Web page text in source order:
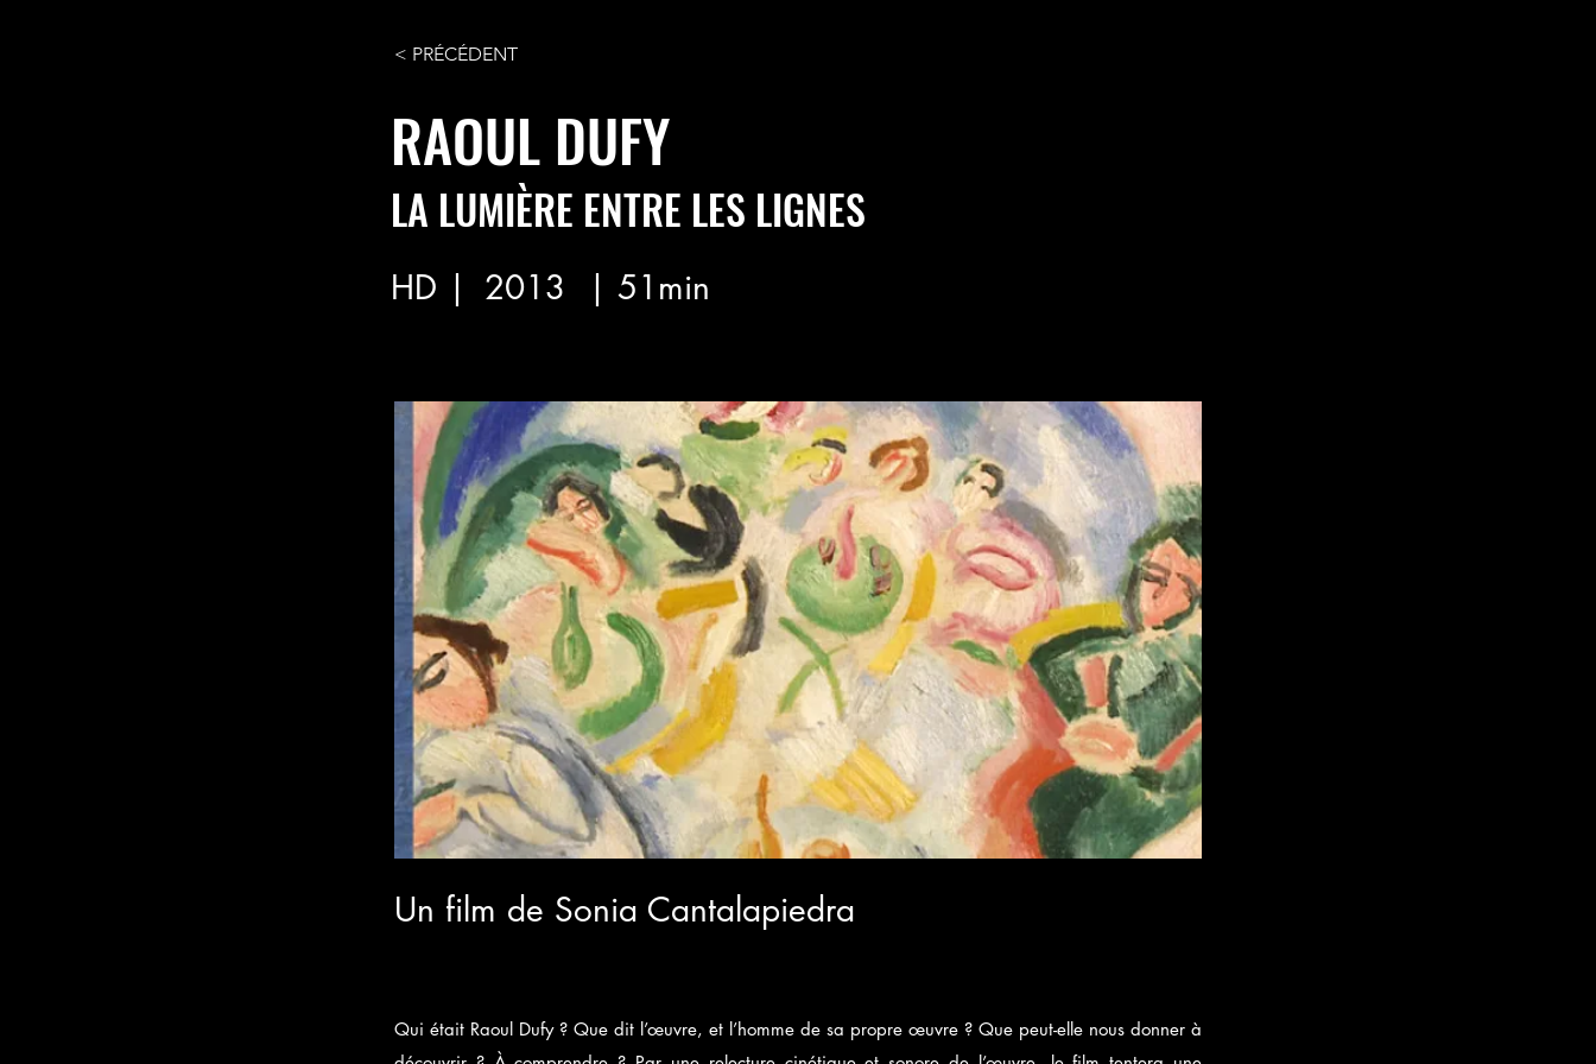
< PRÉCÉDENT
RAOUL DUFY
LA LUMIÈRE ENTRE LES LIGNES
HD | 2013 | 51min
Un film de Sonia Cantalapiedra
Qui était Raoul Dufy ? Que dit l’œuvre, et l’homme de sa propre œuvre ? Que peut-elle nous donner à